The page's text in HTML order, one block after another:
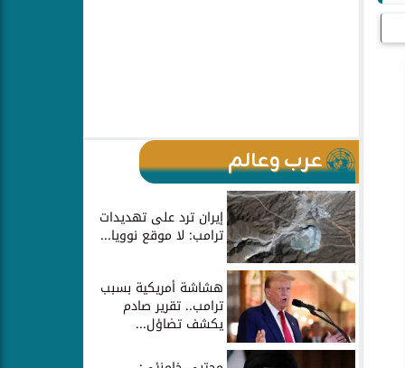
عرب وعالم
إيران ترد على تهديدات
ترامب: لا موقع نوويا...
هشاشة أمريكية بسبب
ترامب.. تقرير صادم
يكشف تضاؤل...